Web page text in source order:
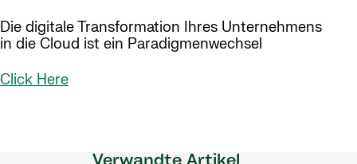
Die digitale Transformation Ihres Unternehmens
in die Cloud ist ein Paradigmenwechsel
Click Here